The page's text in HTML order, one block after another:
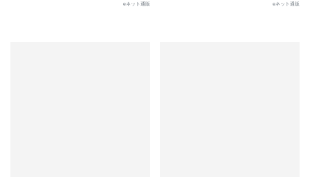
eネット通販 eネット通販